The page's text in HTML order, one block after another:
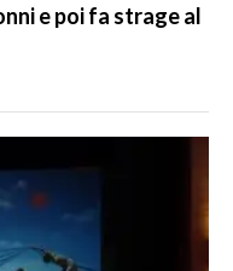
e poi fa strage al